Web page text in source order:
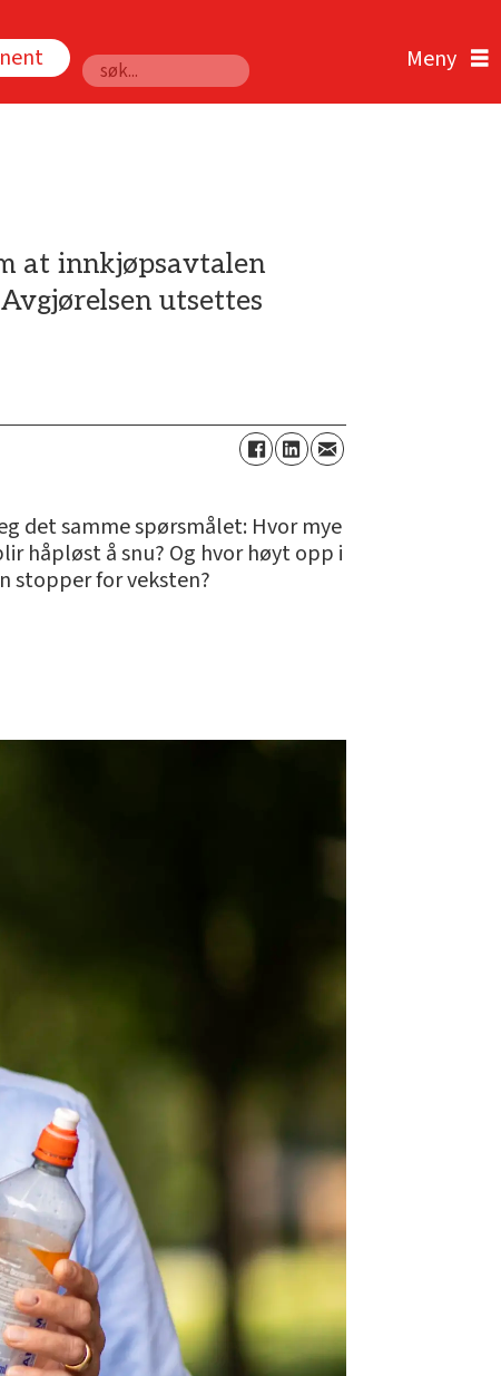
Søk
at innkjøpsavtalen
utsettes
det samme spørsmålet: Hvor mye
håpløst å snu? Og hvor høyt opp i
stopper for veksten?